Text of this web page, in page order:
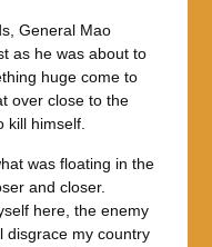
General Mao
as he was about to
huge come to
over close to the
kill himself.
was floating in the
and closer.
here, the enemy
disgrace my country